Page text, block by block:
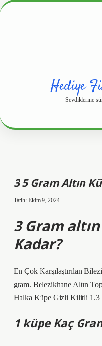
Hediye
Sevdiklerine
3 5 Gram Altın
Tarih: Ekim 9, 2024
3 Gram
Kadar?
En Çok Karşılaştırılan
gram. Belezikhane Altın
Halka Küpe Gizli Kilitli 1.3
1 küpe Kaç